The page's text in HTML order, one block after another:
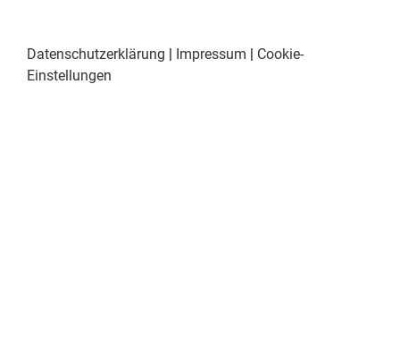
Datenschutzerklärung | Impressum | Cookie-
Einstellungen